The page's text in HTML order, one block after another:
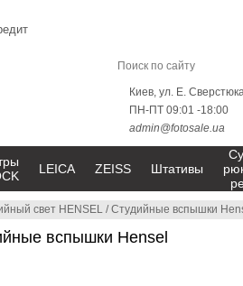
свет HENSEL /Студийные вспышки
вспышки Hensel
Киев, ул. Е.
ПН-ПТ 09:01 -18:00
admin@fotosale.ua
LEICA ZEISS Штативы